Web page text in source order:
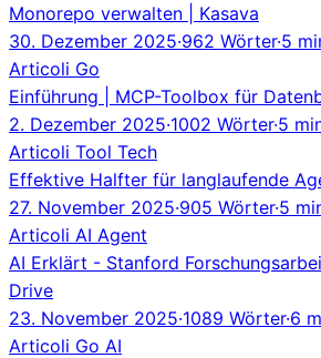
Monorepo verwalten | Kasava
30. Dezember 2025·962 Wörter·5
Articoli Go
Einführung | MCP-Toolbox für
2. Dezember 2025·1002 Wörter·5
Articoli Tool Tech
Effektive Halfter für langlaufende
27. November 2025·905 Wörter·5
Articoli AI Agent
AI Erklärt - Stanford
Drive
23. November 2025·1089 Wörter·6
Articoli Go AI